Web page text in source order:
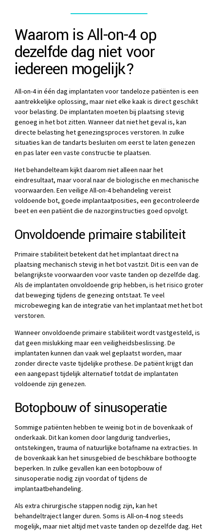
Waarom is All-on-4 op
dezelfde dag niet voor
iedereen mogelijk?
All-on-4 in één dag implantaten voor tandeloze patiënten is een
aantrekkelijke oplossing, maar niet elke kaak is direct geschikt
voor belasting. De implantaten moeten bij plaatsing stevig
genoeg in het bot zitten. Wanneer dat niet het geval is, kan
directe belasting het genezingsproces verstoren. In zulke
situaties kan de tandarts besluiten om eerst te laten genezen
en pas later een vaste constructie te plaatsen.
Het behandelteam kijkt daarom niet alleen naar het
eindresultaat, maar vooral naar de biologische en mechanische
voorwaarden. Een veilige All-on-4 behandeling vereist
voldoende bot, goede implantaatposities, een gecontroleerde
beet en een patiënt die de nazorginstructies goed opvolgt.
Onvoldoende primaire stabiliteit
Primaire stabiliteit betekent dat het implantaat direct na
plaatsing mechanisch stevig in het bot vastzit. Dit is een van de
belangrijkste voorwaarden voor vaste tanden op dezelfde dag.
Als de implantaten onvoldoende grip hebben, is het risico groter
dat beweging tijdens de genezing ontstaat. Te veel
microbeweging kan de integratie van het implantaat met het bot
verstoren.
Wanneer onvoldoende primaire stabiliteit wordt vastgesteld, is
dat geen mislukking maar een veiligheidsbeslissing. De
implantaten kunnen dan vaak wel geplaatst worden, maar
zonder directe vaste tijdelijke prothese. De patiënt krijgt dan
een aangepast tijdelijk alternatief totdat de implantaten
voldoende zijn genezen.
Botopbouw of sinusoperatie
Sommige patiënten hebben te weinig bot in de bovenkaak of
onderkaak. Dit kan komen door langdurig tandverlies,
ontstekingen, trauma of natuurlijke botafname na extracties. In
de bovenkaak kan het sinusgebied de beschikbare bothoogte
beperken. In zulke gevallen kan een botopbouw of
sinusoperatie nodig zijn voordat of tijdens de
implantaatbehandeling.
Als extra chirurgische stappen nodig zijn, kan het
behandeltraject langer duren. Soms is All-on-4 nog steeds
mogelijk, maar niet altijd met vaste tanden op dezelfde dag. Het